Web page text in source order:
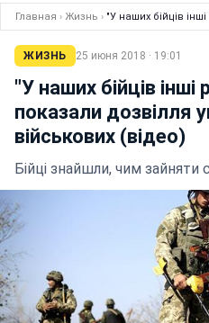
Главная › Жизнь › "У наших бійців
ЖИЗНЬ 25 июня 2018 · 19:01
"У наших бійців
показали дозвілля
військових (відео)
Бійці знайшли, чим зайняти